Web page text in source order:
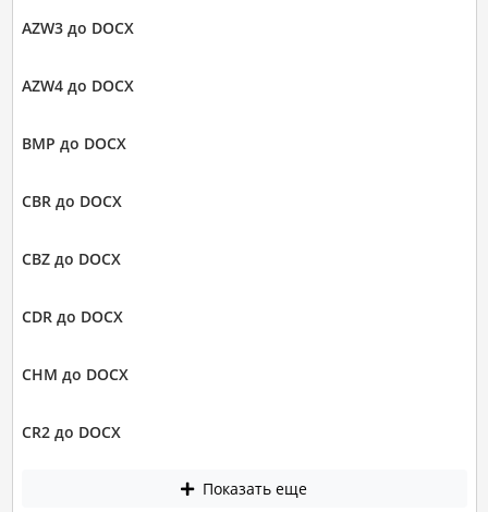
AZW3 до DOCX
AZW4 до DOCX
BMP до DOCX
CBR до DOCX
CBZ до DOCX
CDR до DOCX
CHM до DOCX
CR2 до DOCX
Показать еще